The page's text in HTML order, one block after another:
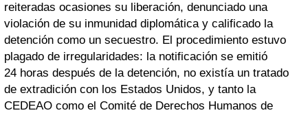
reiteradas ocasiones su liberación, denunciado una
violación de su inmunidad diplomática y calificado la
detención como un secuestro. El procedimiento estuvo
plagado de irregularidades: la notificación se emitió
24 horas después de la detención, no existía un tratado
de extradición con los Estados Unidos, y tanto la
CEDEAO como el Comité de Derechos Humanos de